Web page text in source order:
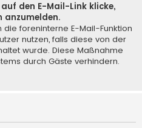
den E-Mail-Link klicke,
anzumelden.
foreninterne E-Mail-Funktion
nutzen, falls diese von der
wurde. Diese Maßnahme
durch Gäste verhindern.